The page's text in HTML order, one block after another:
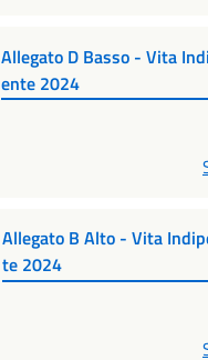
Allegato D Basso - Vita
ente 2024
Allegato B Alto - Vita
te 2024